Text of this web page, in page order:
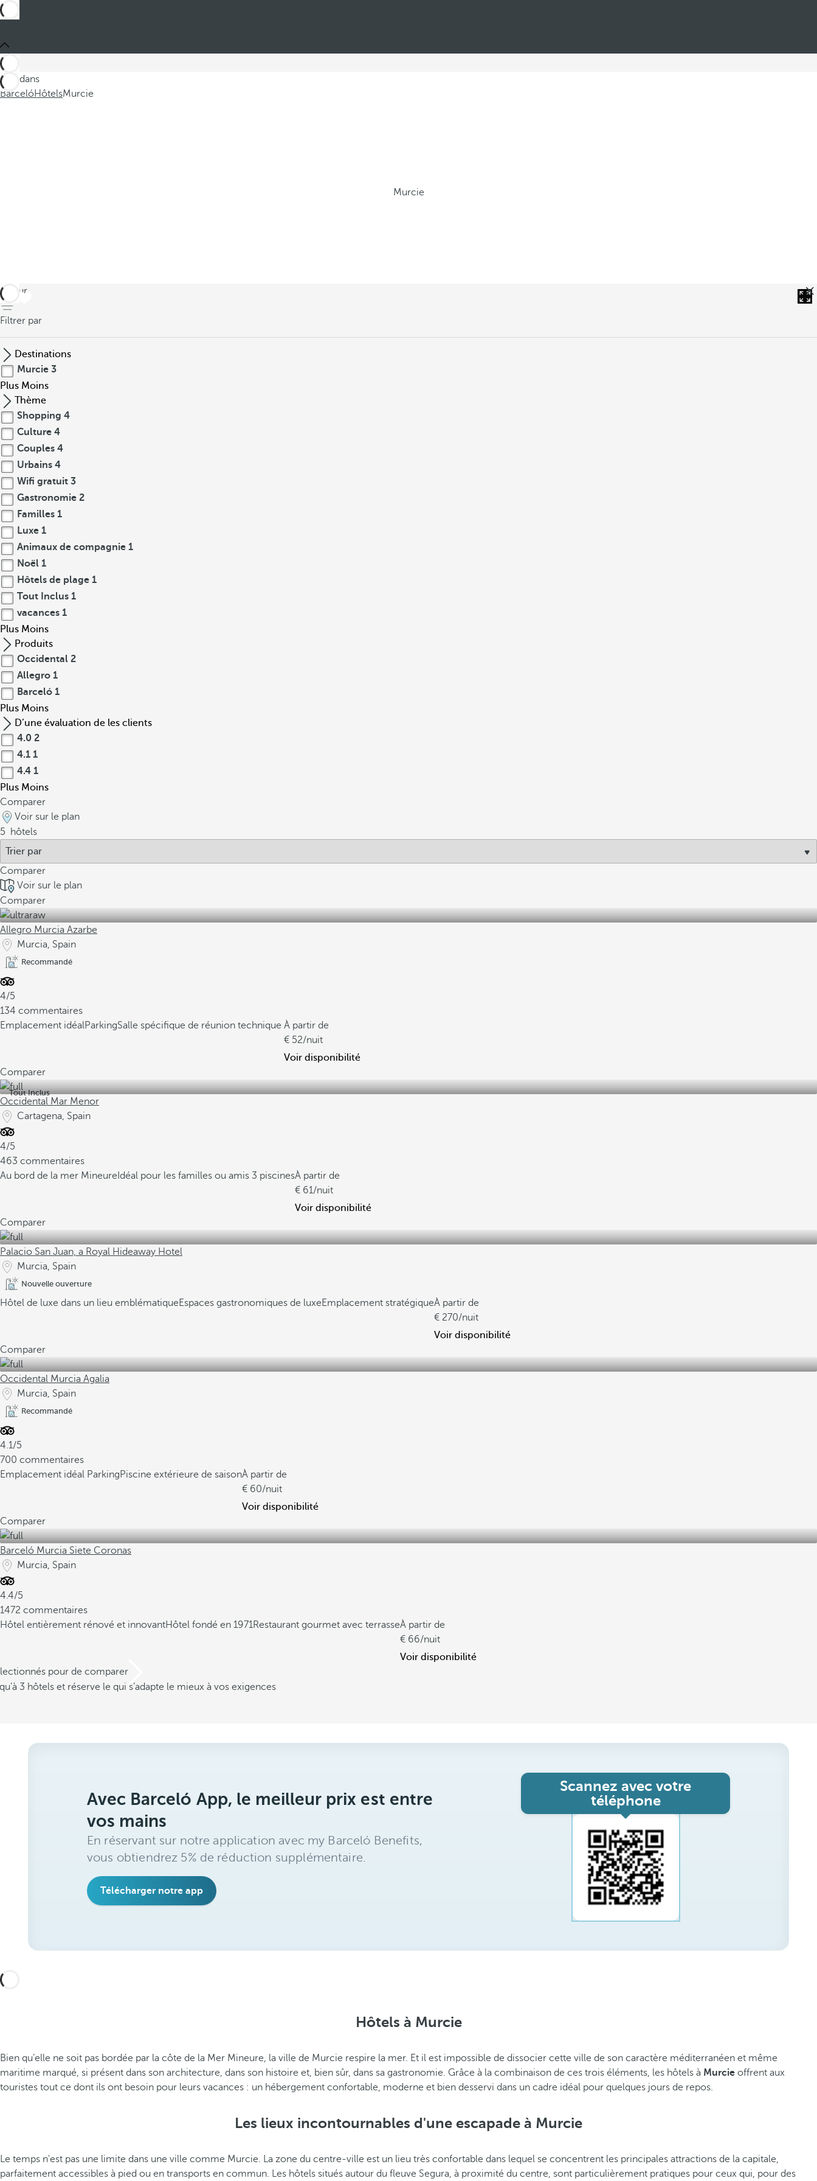
Ces dans
BarcelóHôtelsMurcie
Murcie
retour
Filtrer par
Destinations
Murcie 3
Plus Moins
Thème
Shopping 4
Culture 4
Couples 4
Urbains 4
Wifi gratuit 3
Gastronomie 2
Familles 1
Luxe 1
Animaux de compagnie 1
Noël 1
Hôtels de plage 1
Tout Inclus 1
vacances 1
Plus Moins
Produits
Occidental 2
Allegro 1
Barceló 1
Plus Moins
D’une évaluation de les clients
4.0 2
4.1 1
4.4 1
Plus Moins
Comparer
Voir sur le plan
5
hôtels
Comparer
Voir sur le plan
Comparer
Allegro Murcia Azarbe
Murcia, Spain
Recommandé
4/5
134 commentaires
Emplacement idéalParkingSalle spécifique de réunion technique À partir de
52/nuit
Voir disponibilité
Comparer
Tout Inclus
Occidental Mar Menor
Cartagena, Spain
4/5
463 commentaires
Au bord de la mer Mineure Idéal pour les familles ou amis 3 piscinesÀ partir de
61/nuit
Voir disponibilité
Comparer
Palacio San Juan, a Royal Hideaway Hotel
Murcia, Spain
Nouvelle ouverture
Hôtel de luxe dans un lieu emblématiqueEspaces gastronomiques de luxeEmplacement stratégiqueÀ partir de
270/nuit
Voir disponibilité
Comparer
Occidental Murcia Agalia
Murcia, Spain
Recommandé
4.1/5
700 commentaires
Emplacement idéal ParkingPiscine extérieure de saisonÀ partir de
60/nuit
Voir disponibilité
Comparer
Barceló Murcia Siete Coronas
Murcia, Spain
4.4/5
1472 commentaires
Hôtel entièrement rénové et innovantHôtel fondé en 1971Restaurant gourmet avec terrasseÀ partir de
66/nuit
Voir disponibilité
pour de comparer
3 hôtels et réserve le qui s’adapte le mieux à vos exigences
Avec Barceló App, le meilleur prix est entre
vos mains
En réservant sur notre application avec my Barceló Benefits,
vous obtiendrez 5% de réduction supplémentaire.
Télécharger notre app
Scannez avec votre
téléphone
Hôtels à Murcie
Bien qu’elle ne soit pas bordée par la côte de la Mer Mineure, la ville de Murcie respire la mer. Et il est impossible de dissocier cette ville de son caractère méditerranéen et même
maritime marqué, si présent dans son architecture, dans son histoire et, bien sûr, dans sa gastronomie. Grâce à la combinaison de ces trois éléments, les hôtels à Murcie offrent aux
touristes tout ce dont ils ont besoin pour leurs vacances : un hébergement confortable, moderne et bien desservi dans un cadre idéal pour quelques jours de repos.
Les lieux incontournables d'une escapade à Murcie
Le temps n'est pas une limite dans une ville comme Murcie. La zone du centre-ville est un lieu très confortable dans lequel se concentrent les principales attractions de la capitale,
parfaitement accessibles à pied ou en transports en commun. Les hôtels situés autour du fleuve Segura, à proximité du centre, sont particulièrement pratiques pour ceux qui, pour des